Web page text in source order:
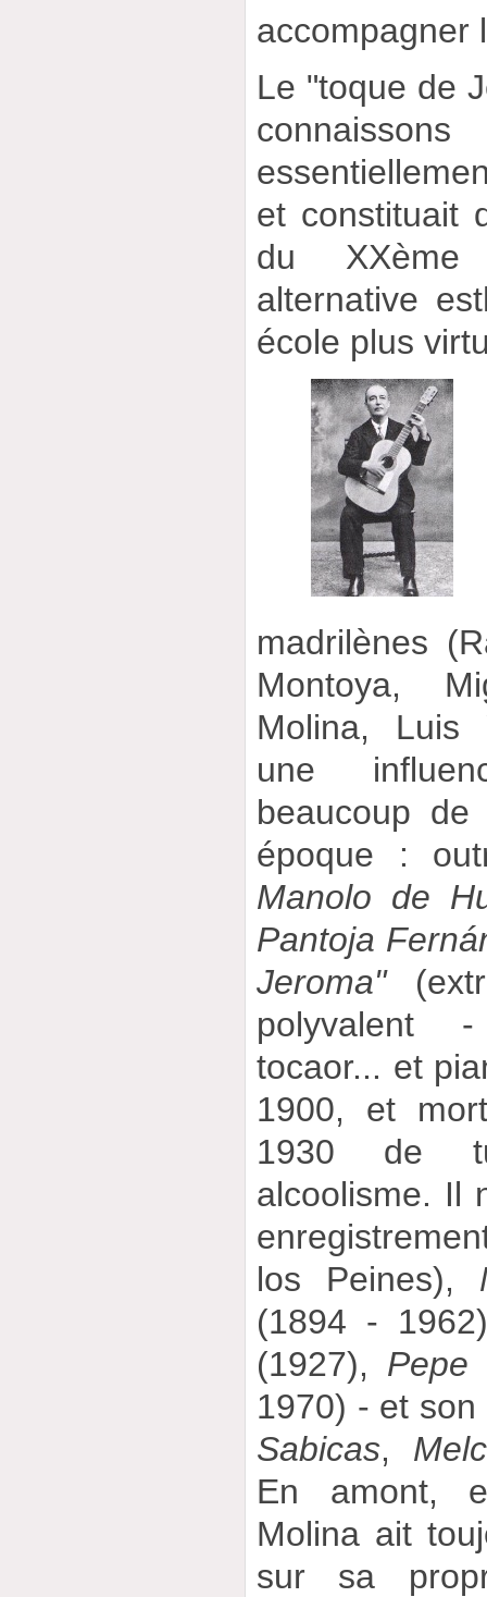
accompagner
Le "toque de
et constituait
du
alternative
école plus
madrilènes
Montoya,
Molina, Luis
une
beaucoup de
époque :
Manolo de
Pantoja
Jeroma"
polyvalent
tocaor... et
1900, et
1930 de
alcoolisme. Il
los Peines),
(1894 -
(1927), Pepe
1970) - et
Sabicas,
En amont,
Molina ait
sur sa